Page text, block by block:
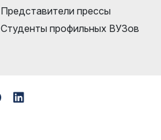
Представители прессы
Студенты профильных ВУЗов